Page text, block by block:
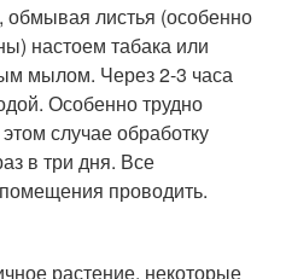
листья (особенно
настоем табака или
мылом. Через 2-3 часа
Особенно трудно
случае обработку
в три дня. Все
проводить.
растение, некоторые